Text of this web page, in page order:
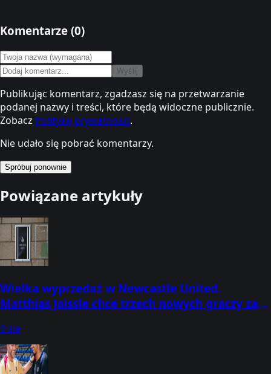
Komentarze (0)
Wyślij
Publikując komentarz, zgadzasz się na przetwarzanie
podanej nazwy i treści, które będą widoczne publicznie.
Zobacz Politykę prywatności.
Nie udało się pobrać komentarzy.
Spróbuj ponownie
Powiązane artykuły
Wielka wyprzedaż w Newcastle United.
Matthias Jaissle chce trzech nowych graczy za
9 sie